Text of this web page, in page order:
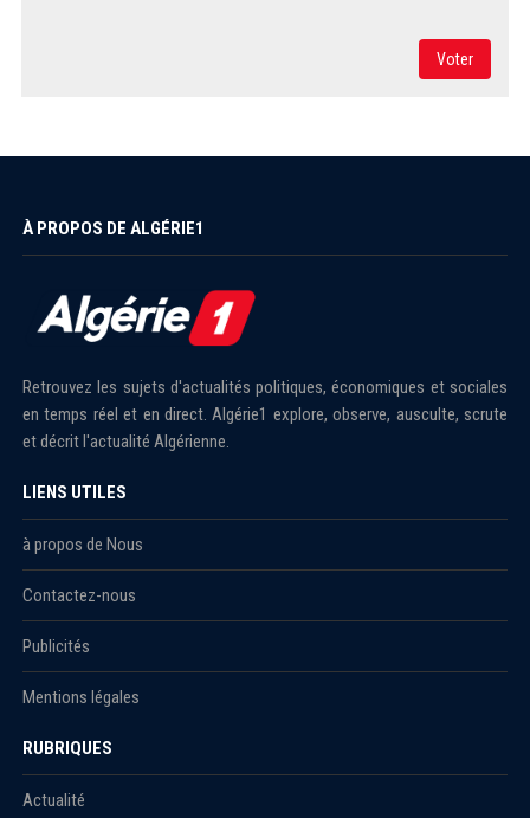
Voter
À PROPOS DE ALGÉRIE1
Retrouvez les sujets d'actualités politiques, économiques et sociales
en temps réel et en direct. Algérie1 explore, observe, ausculte, scrute
et décrit l'actualité Algérienne.
LIENS UTILES
à propos de Nous
Contactez-nous
Publicités
Mentions légales
RUBRIQUES
Actualité